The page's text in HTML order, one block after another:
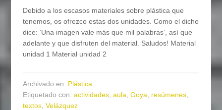
Debido a los escasos materiales sobre plástica que
tenemos, os ofrezco estas dos unidades. Como el dicho
dice: ‘Una imagen vale más que mil palabras’, así que
adelante y que disfruten del material. Saludos! Material
unidad 1 Material unidad 2
Archivado en: Plástica
Etiquetado con:actividades ,aula ,Goya resúmenes
textos ,Velázquez